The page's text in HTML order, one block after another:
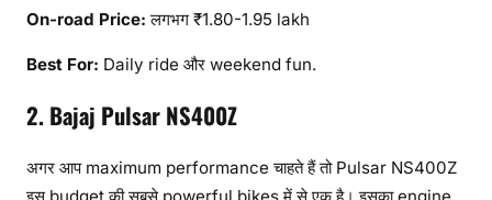
On-road Price: लगभग ₹1.80-1.95 lakh
Best For: Daily ride और weekend fun.
2. Bajaj Pulsar NS400Z
अगर आप maximum performance चाहते हैं तो Pulsar NS400Z